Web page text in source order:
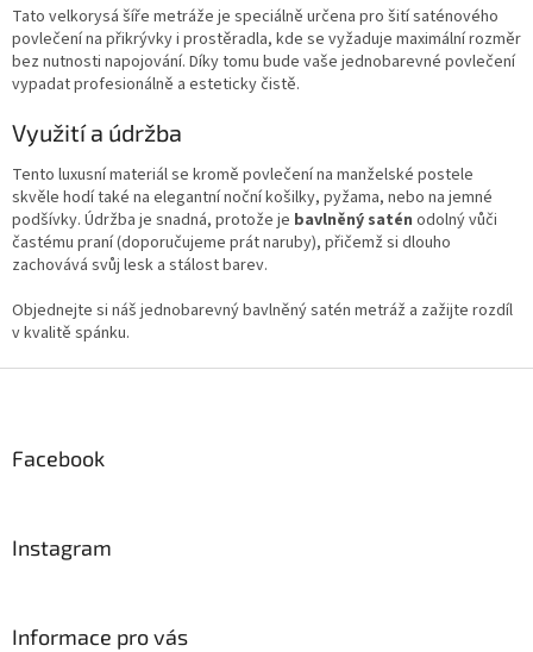
Tato velkorysá šíře metráže je speciálně určena pro šití saténového
povlečení na přikrývky i prostěradla, kde se vyžaduje maximální rozměr
bez nutnosti napojování. Díky tomu bude vaše jednobarevné povlečení
vypadat profesionálně a esteticky čistě.
Využití a údržba
Tento luxusní materiál se kromě povlečení na manželské postele
skvěle hodí také na elegantní noční košilky, pyžama, nebo na jemné
podšívky. Údržba je snadná, protože je bavlněný satén odolný vůči
častému praní (doporučujeme prát naruby), přičemž si dlouho
zachovává svůj lesk a stálost barev.
Objednejte si náš jednobarevný bavlněný satén metráž a zažijte rozdíl
v kvalitě spánku.
Facebook
Instagram
Informace pro vás